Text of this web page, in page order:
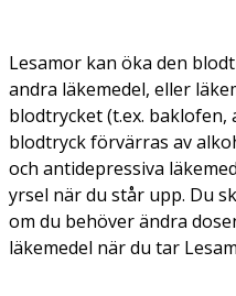
Lesamor kan öka den
andra läkemedel, eller
blodtrycket (t.ex.
blodtryck förvärras av
och antidepressiva
yrsel när du står upp. Du
om du behöver ändra
läkemedel när du tar